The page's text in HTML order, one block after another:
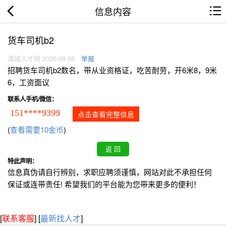
信息内容
货车司机b2
浦城人才网 2026.08.08 举报
招聘货车司机b2数名，带从业资格证，吃苦耐劳，开6米8，9米
6，工资面议
联系人手机/微信：
151****9399 点击查看完整信息
(查看需要10金币)
特此声明：
信息真伪请自行辨别，求职应聘须谨慎，网站对此不承担任何
保证或连带责任! 希望我们的平台能为您带来更多的便利！
[联系客服] [最新找人才]